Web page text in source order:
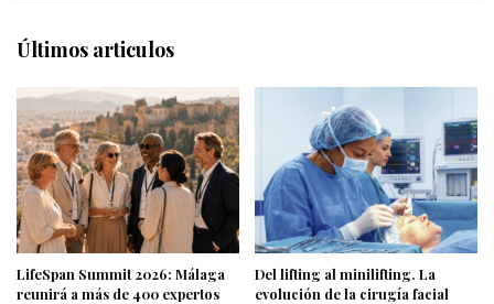
Últimos articulos
LifeSpan Summit 2026: Málaga
reunirá a más de 400 expertos
Del lifting al minilifting. La
evolución de la cirugía facial